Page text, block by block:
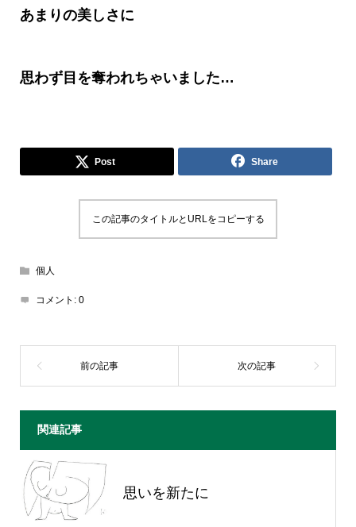
あまりの美しさに
思わず目を奪われちゃいました…
Post Share
この記事のタイトルとURLをコピーする
個人
コメント: 0
関連記事
思いを新たに